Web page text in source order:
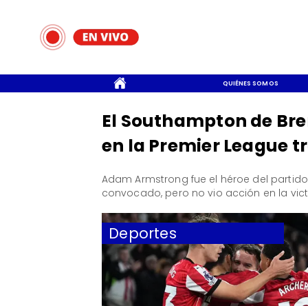
QUIÉNES SOMOS
Deportes
El Southampton de
en la Premier League
​Adam Armstrong fue el héroe del
convocado, pero no vio acción en la